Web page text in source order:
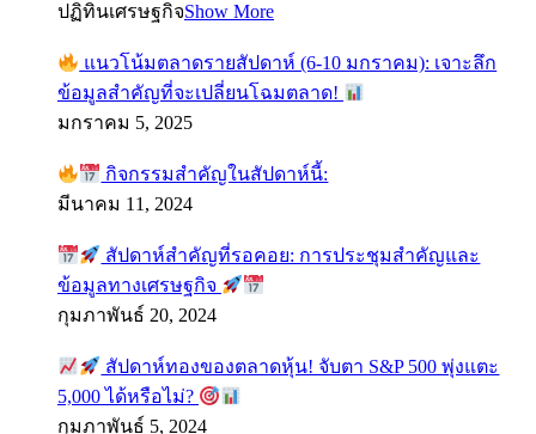
ปฏิทินเศรษฐกิจShow More
แนวโน้มตลาดรายสัปดาห์ (6-10 มกราคม): เจาะลึก
ข้อมูลสำคัญที่จะเปลี่ยนโฉมตลาด!
มกราคม 5, 2025
กิจกรรมสำคัญในสัปดาห์นี้:
มีนาคม 11, 2024
สัปดาห์สำคัญที่รอคอย: การประชุมสำคัญและ
ข้อมูลทางเศรษฐกิจ
กุมภาพันธ์ 20, 2024
สัปดาห์ทองของตลาดหุ้น! จับตา S&P 500 พุ่งแตะ
5,000 ได้หรือไม่?
กุมภาพันธ์ 5, 2024